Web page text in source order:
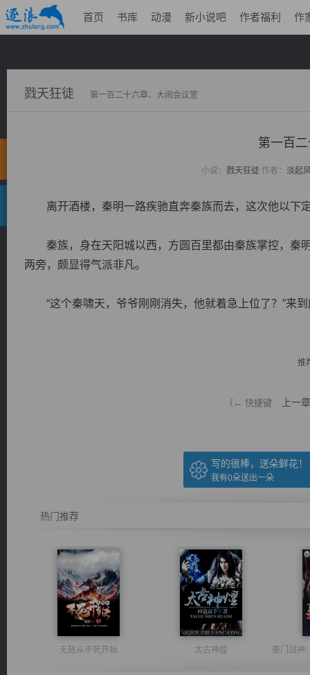
首页 书库 动漫 新小说吧 作者福利 作
戮天狂徒 第一百二十六章、大闹会议堂
第一百
小说： 戮天狂徒作者： 淡起
离开酒楼，秦明一路疾驰直奔秦族而去，这次他以下
秦族，身在天阳城以西，方圆百里都由秦族掌控，秦
两旁，颇显得气派非凡。
“这个秦啸天，爷爷刚刚消失，他就着急上位了？”来到
推
（← 快捷键 上一章
写的很棒，送朵鲜花！
我有0朵送出一朵
热门推荐
无敌从不死开始 太古神煌